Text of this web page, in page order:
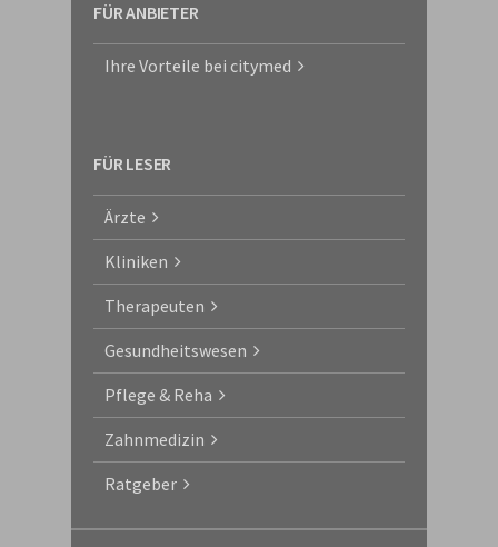
FÜR ANBIETER
Ihre Vorteile bei citymed
FÜR LESER
Ärzte
Kliniken
Therapeuten
Gesundheitswesen
Pflege & Reha
Zahnmedizin
Ratgeber